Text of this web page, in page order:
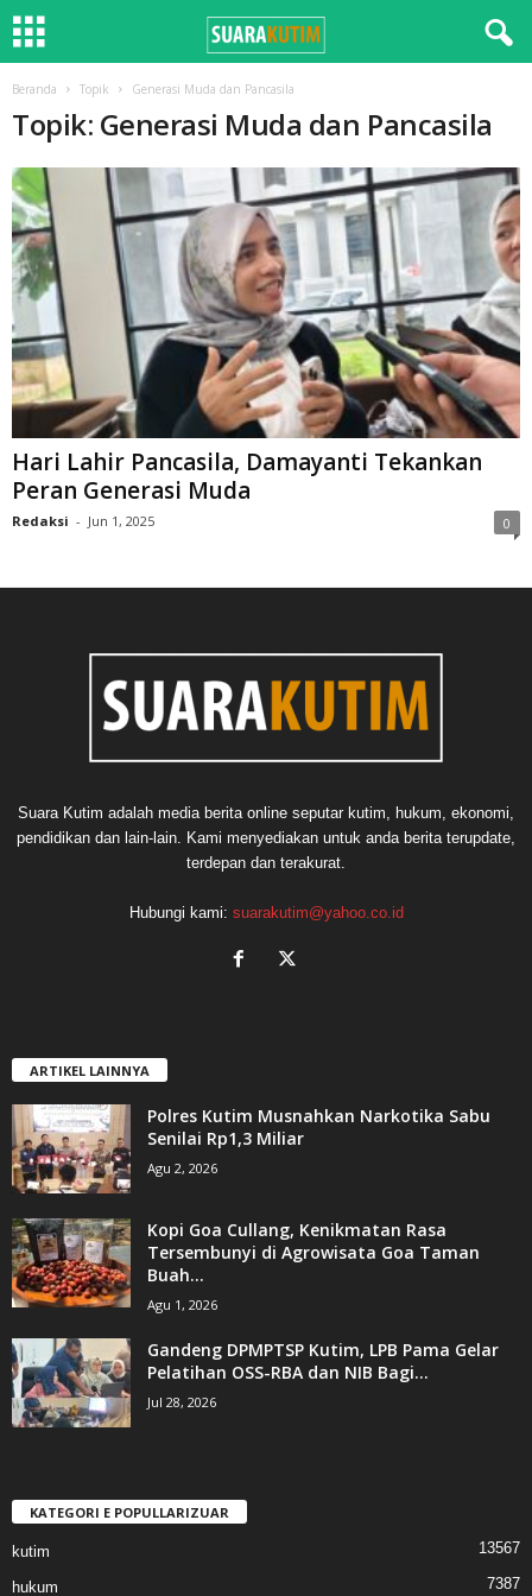
Beranda Topik Generasi Muda dan Pancasila
Topik: Generasi Muda dan Pancasila
Hari Lahir Pancasila, Damayanti Tekankan
Peran Generasi Muda
Redaksi - Jun 1, 2025 0
Suara Kutim adalah media berita online seputar kutim, hukum, ekonomi,
pendidikan dan lain-lain. Kami menyediakan untuk anda berita terupdate,
terdepan dan terakurat.
Hubungi kami: suarakutim@yahoo.co.id
ARTIKEL LAINNYA
Polres Kutim Musnahkan Narkotika Sabu
Senilai Rp1,3 Miliar
Agu 2, 2026
Kopi Goa Cullang, Kenikmatan Rasa
Tersembunyi di Agrowisata Goa Taman
Buah...
Agu 1, 2026
Gandeng DPMPTSP Kutim, LPB Pama Gelar
Pelatihan OSS-RBA dan NIB Bagi...
Jul 28, 2026
KATEGORI E POPULLARIZUAR
kutim 13567
hukum 7387